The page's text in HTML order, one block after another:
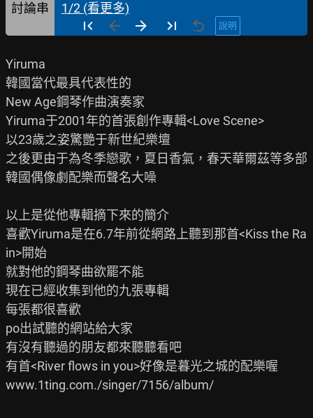
討論串 1/2 (看更多)
說明
Yiruma
韓國當代最具代表性的
New Age鋼琴作曲演奏家
Yiruma于2001年的首張創作專輯<Love Scene>
以23歲之姿驚艷于新世紀樂壇
之後更由于為冬季戀歌，夏日香氣，春天華爾茲等多部
韓國偶像劇配樂而聲名大噪
以上是從他專輯摘下來的簡介
喜歡Yiruma是在6.7年前從網路上聽到那首<Kiss the Ra
in>開始
就對他的鋼琴曲欲罷不能
現在已經收集到他的九張專輯
每張都很喜歡
po出試聽的網站給大家
有沒有聽過的朋友都來聽聽看吧
有首<River flows in you>好像是暮光之城的配樂喔
www.1ting.com./singer/7156/album/